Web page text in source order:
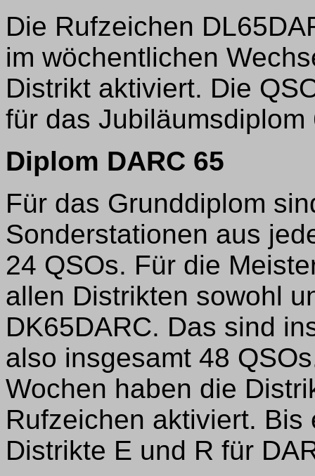
Die Rufzeichen
im wöchentlichen
Distrikt aktiviert. Die
für das
Diplom DARC 65
Für das Grunddiplom
Sonderstationen aus
24 QSOs. Für die
allen Distrikten sowohl
DK65DARC. Das sind
also insgesamt 48
Wochen haben die
Rufzeichen aktiviert.
Distrikte E und R für